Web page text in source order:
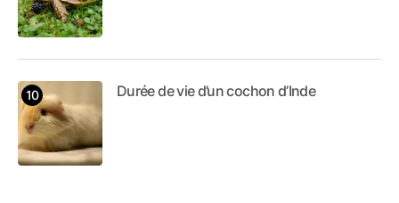
Durée de vie d’un cochon d’Inde